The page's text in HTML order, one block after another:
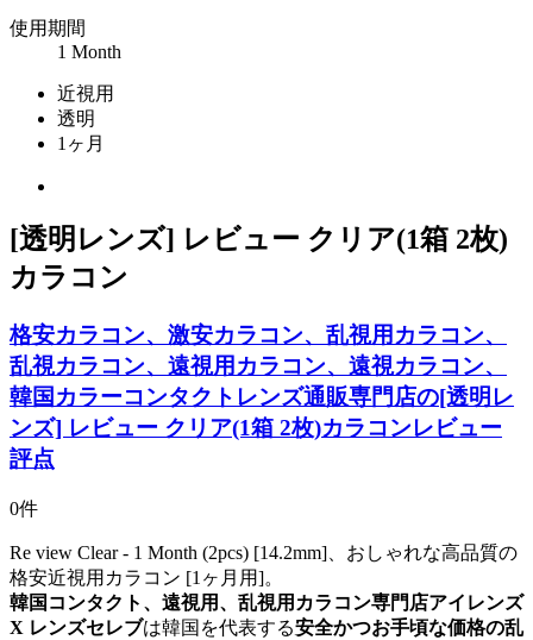
使用期間
1 Month
近視用
透明
1ヶ月
[透明レンズ] レビュー クリア(1箱 2枚)
カラコン
格安カラコン、激安カラコン、乱視用カラコン、
乱視カラコン、遠視用カラコン、遠視カラコン、
韓国カラーコンタクトレンズ通販専門店の[透明レ
ンズ] レビュー クリア(1箱 2枚)カラコンレビュー
評点
0件
Re view Clear - 1 Month (2pcs) [14.2mm]、おしゃれな高品質の
格安近視用カラコン [1ヶ月用]。
韓国コンタクト、遠視用、乱視用カラコン専門店アイレンズ
X レンズセレブは韓国を代表する安全かつお手頃な価格の乱